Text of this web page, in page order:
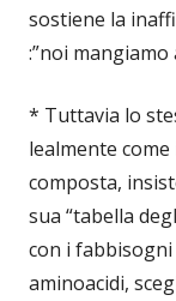
sostiene la
:”noi
* Tuttavia lo
lealmente
composta,
sua “tabella
con i
aminoacidi,